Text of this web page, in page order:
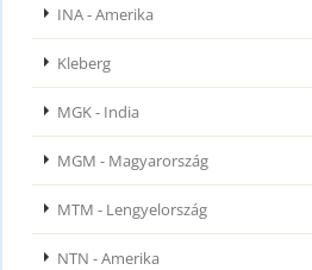
INA - Amerika
Kleberg
MGK - India
MGM - Magyarország
MTM - Lengyelország
NTN - Amerika